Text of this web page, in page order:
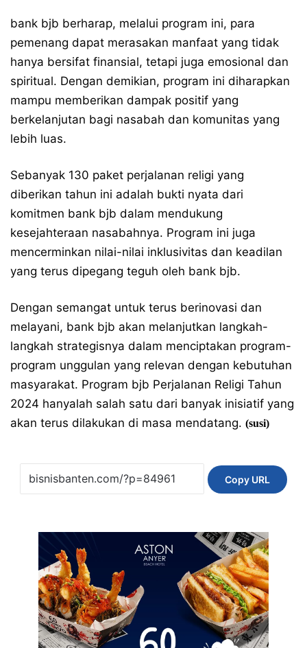
bank bjb berharap, melalui program ini, para
pemenang dapat merasakan manfaat yang tidak
hanya bersifat finansial, tetapi juga emosional dan
spiritual. Dengan demikian, program ini diharapkan
mampu memberikan dampak positif yang
berkelanjutan bagi nasabah dan komunitas yang
lebih luas.
Sebanyak 130 paket perjalanan religi yang
diberikan tahun ini adalah bukti nyata dari
komitmen bank bjb dalam mendukung
kesejahteraan nasabahnya. Program ini juga
mencerminkan nilai-nilai inklusivitas dan keadilan
yang terus dipegang teguh oleh bank bjb.
Dengan semangat untuk terus berinovasi dan
melayani, bank bjb akan melanjutkan langkah-
langkah strategisnya dalam menciptakan program-
program unggulan yang relevan dengan kebutuhan
masyarakat. Program bjb Perjalanan Religi Tahun
2024 hanyalah salah satu dari banyak inisiatif yang
akan terus dilakukan di masa mendatang. (susi)
Copy URL